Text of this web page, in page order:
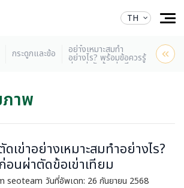
TH
กระดูกและข้อ อย่างเหมาะสมทำ
อย่างไร? พร้อมข้อควรรู้
ก่อนผ่าตัดข้อเข่าเทียม
าพ
เข่าอย่างเหมาะสมทำอย่างไร?
นผ่าตัดข้อเข่าเทียม
seoteam วันที่อัพเดท: 26 กันยายน 2568